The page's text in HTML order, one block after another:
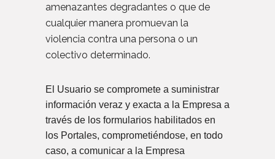
amenazantes degradantes o que de
cualquier manera promuevan la
violencia contra una persona o un
colectivo determinado.
El Usuario se compromete a suministrar
información veraz y exacta a la Empresa a
través de los formularios habilitados en
los Portales, comprometiéndose, en todo
caso, a comunicar a la Empresa